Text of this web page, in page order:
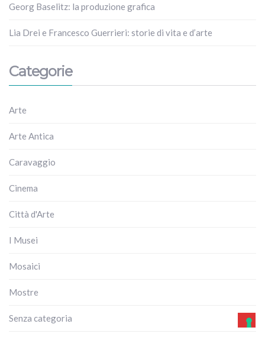
Georg Baselitz: la produzione grafica
Lia Drei e Francesco Guerrieri: storie di vita e d’arte
Categorie
Arte
Arte Antica
Caravaggio
Cinema
Città d'Arte
I Musei
Mosaici
Mostre
Senza categoria